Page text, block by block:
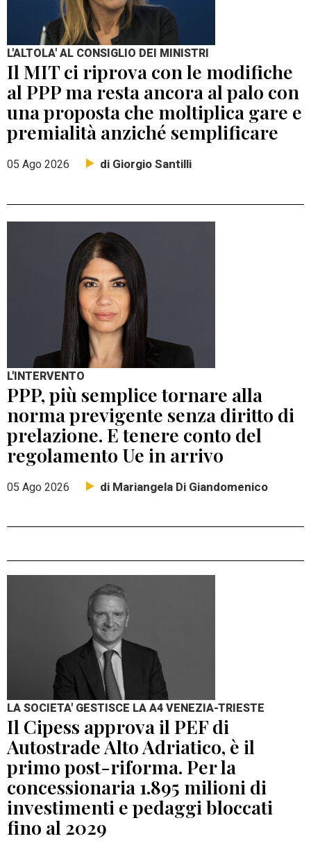
L'ALTOLA' AL CONSIGLIO DEI MINISTRI
Il MIT ci riprova con le modifiche
al PPP ma resta ancora al palo con
una proposta che moltiplica gare e
premialità anziché semplificare
05 Ago 2026 di Giorgio Santilli
L'INTERVENTO
PPP, più semplice tornare alla
norma previgente senza diritto di
prelazione. E tenere conto del
regolamento Ue in arrivo
05 Ago 2026 di Mariangela Di Giandomenico
LA SOCIETA' GESTISCE LA A4 VENEZIA-TRIESTE
Il Cipess approva il PEF di
Autostrade Alto Adriatico, è il
primo post-riforma. Per la
concessionaria 1.895 milioni di
investimenti e pedaggi bloccati
fino al 2029